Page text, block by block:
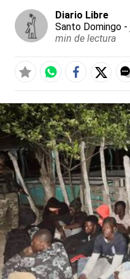
Diario Libre
Santo Domingo -
min de lectura